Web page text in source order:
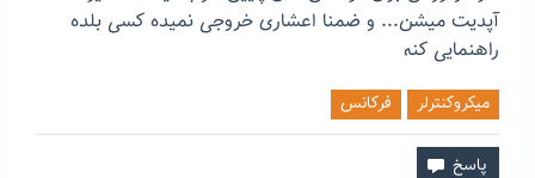
آپدیت میشن... و ضمنا اعشاری خروجی نمیده کسی بلده
راهنمایی کنه
میکروکنترلر فرکانس